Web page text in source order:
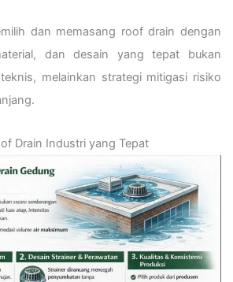
dan memasang roof drain dengan
dan desain yang tepat bukan
melainkan strategi mitigasi risiko
Drain Industri yang Tepat